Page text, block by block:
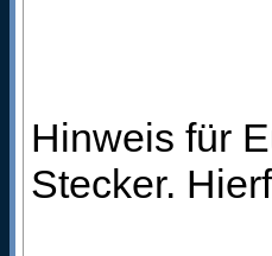
Hinweis für
Stecker.